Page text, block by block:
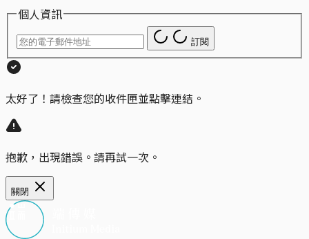
個人資訊
訂閱
太好了！請檢查您的收件匣並點擊連結。
抱歉，出現錯誤。請再試一次。
關閉